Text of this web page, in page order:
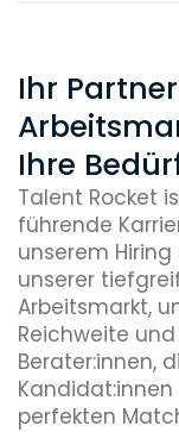
Ihr
Ihre
Talent Rocket
führende
unserem
unserer
Arbeitsmarkt,
Reichweite
Berater:innen,
perfekten